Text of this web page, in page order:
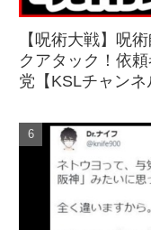
【呪術大戦】呪
クアタック！依
党【KSLチャンネ